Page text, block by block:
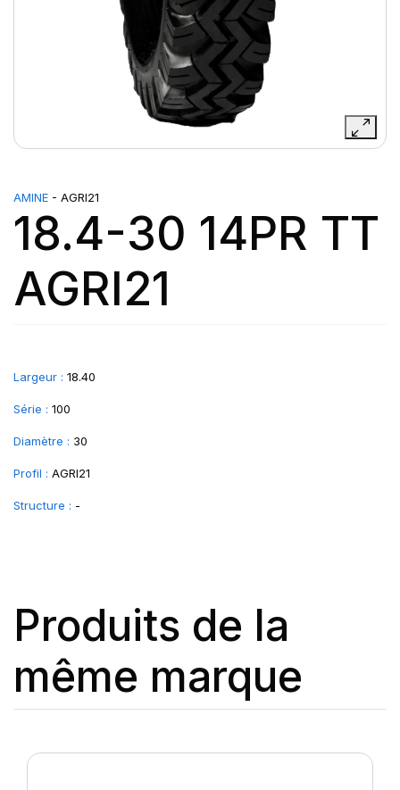
AMINE - AGRI21
18.4-30 14PR TT
AGRI21
Largeur : 18.40
Série : 100
Diamètre : 30
Profil : AGRI21
Structure : -
Produits de la
même marque